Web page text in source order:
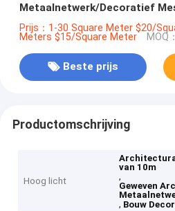
Metaalnetwerk/Decoratief
Construction
Prijs：1-30 Square Meter $20/
Meters $15/Square Meter MOQ
Beste prijs
Productomschrijving
Hoog licht
van 10m
,
Geweven
, Bouw